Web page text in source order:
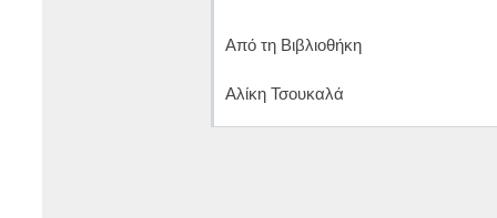
Από τη Βιβλιοθήκη
Αλίκη Τσουκαλά